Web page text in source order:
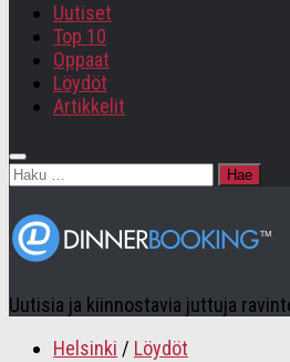
Uutiset
Top 10
Oppaat
Löydöt
Artikkelit
Haku:
Uutisia ja kiinnostavia juttuja
Helsinki / Löydöt